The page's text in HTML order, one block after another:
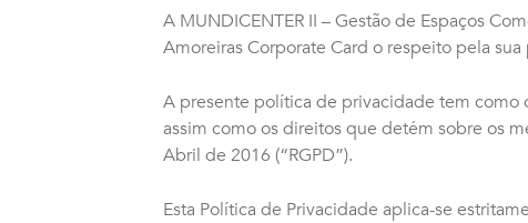
A MUNDICENTER II – Gestão de Espaços
Amoreiras Corporate Card o respeito pela
A presente política de privacidade tem como
assim como os direitos que detém sobre os
Abril de 2016 (“RGPD”).
Esta Política de Privacidade aplica-se